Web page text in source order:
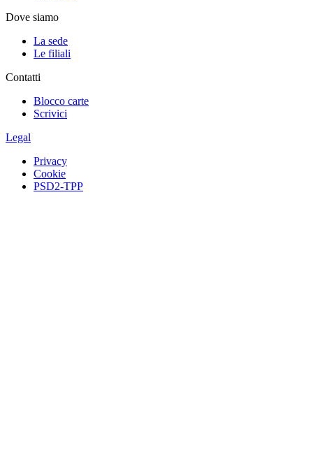
Dove siamo
La sede
Le filiali
Contatti
Blocco carte
Scrivici
Legal
Privacy
Cookie
PSD2-TPP